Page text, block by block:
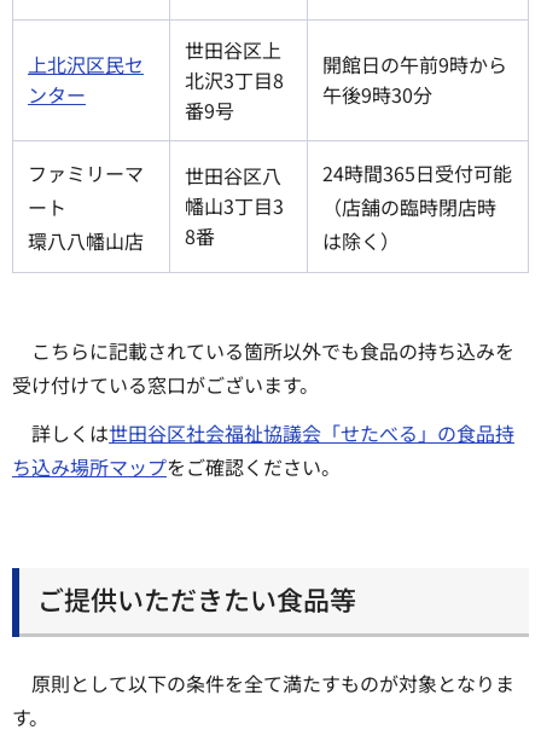
上北沢区民セ
ンター
世田谷区上
北沢3丁目8
番9号
開館日の午前9時から
午後9時30分
ファミリーマ
ート
環八八幡山店
世田谷区八
幡山3丁目3
8番
24時間365日受付可能
（店舗の臨時閉店時
は除く）
こちらに記載されている箇所以外でも食品の持ち込みを
受け付けている窓口がございます。
詳しくは世田谷区社会福祉協議会「せたべる」の食品持
ち込み場所マップをご確認ください。
ご提供いただきたい食品等
原則として以下の条件を全て満たすものが対象となりま
す。